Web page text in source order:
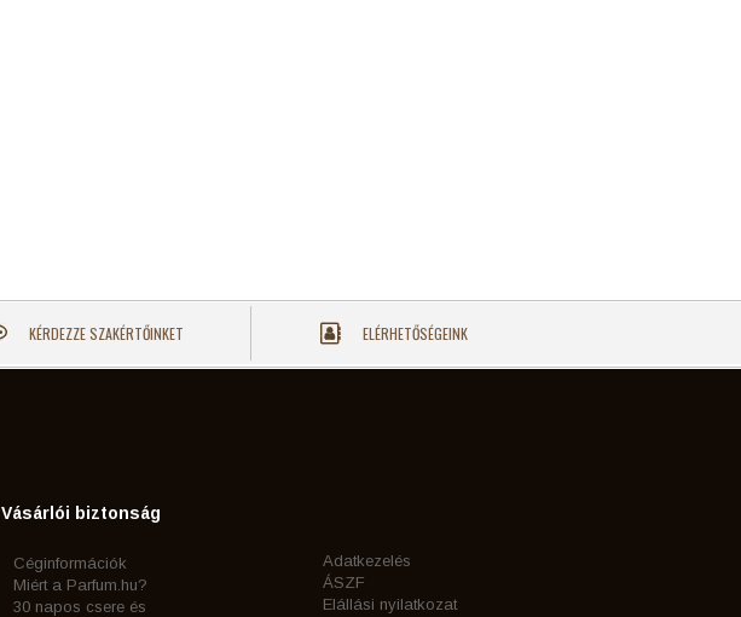
KÉRDEZZE SZAKÉRTŐINKET ELÉRHETŐSÉGEINK
Vásárlói biztonság
Céginformációk
Miért a Parfum.hu?
30 napos csere és
Adatkezelés
ÁSZF
Elállási nyilatkozat